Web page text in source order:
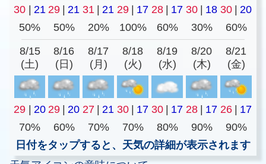
30 | 21 29 | 21 31 | 21 29 | 17 28 | 17 30 | 18 30 | 20
50%
50% 20% 100% 60% 30% 60%
8/15
(土)
8/16
(日)
8/17
(月)
8/18
(火)
8/19
(水)
8/20
(木)
8/21
(金)
29 | 20 29 | 20 27 | 21 30 | 17 30 | 17 28 | 17 26 | 17
70%
60% 70% 70% 80% 90%
90%
日付をタップすると、天気の詳細が表示されます